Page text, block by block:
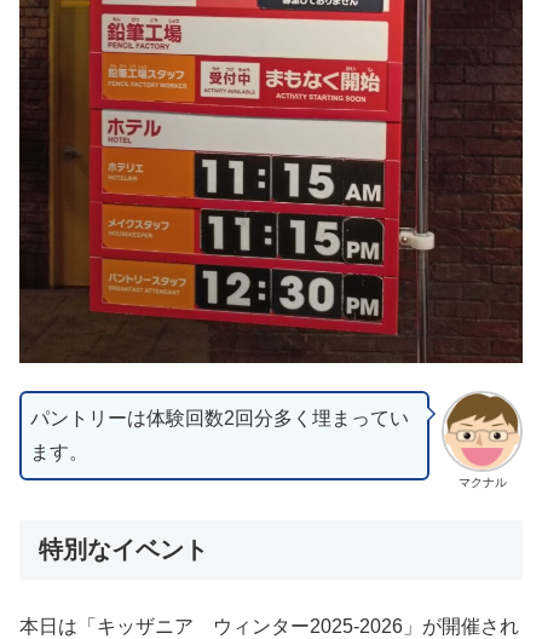
マクナル
パントリーは体験回数2回分多く埋まってい
ます。
特別なイベント
本日は「キッザニア ウィンター2025-2026」が開催され